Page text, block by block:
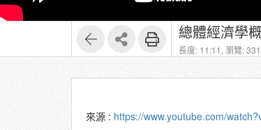
總體經濟學
長度: 11:11, 瀏覽:
來源 : https://www.youtube.com/